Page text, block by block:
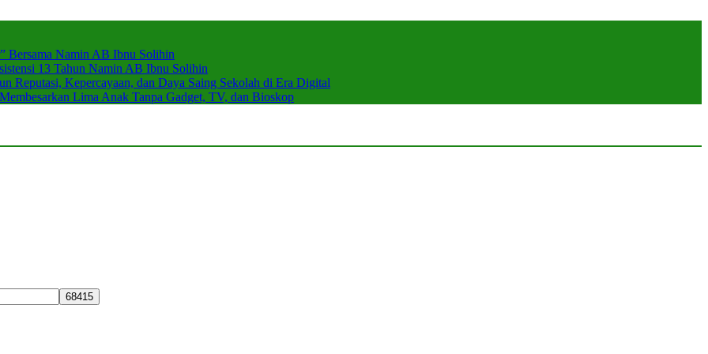
Bersama Namin AB Ibnu Solihin
13 Tahun Namin AB Ibnu Solihin
Reputasi, Kepercayaan, dan Daya Saing Sekolah di Era Digital
Lima Anak Tanpa Gadget, TV, dan Bioskop